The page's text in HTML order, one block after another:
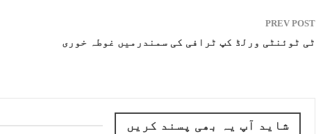
PREV POST
ٹی ٹوئنٹی ورلڈ کپ ٹرافی کی سمندرمیں غوطہ خوری
شاید آپ یہ بھی پسند کریں